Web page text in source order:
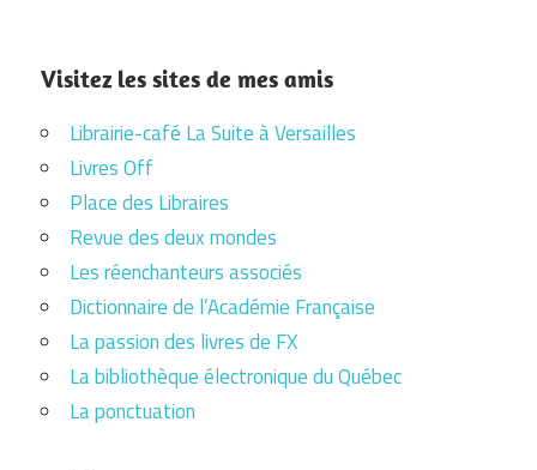
Visitez les sites de mes amis
Librairie-café La Suite à Versailles
Livres Off
Place des Libraires
Revue des deux mondes
Les réenchanteurs associés
Dictionnaire de l’Académie Française
La passion des livres de FX
La bibliothèque électronique du Québec
La ponctuation